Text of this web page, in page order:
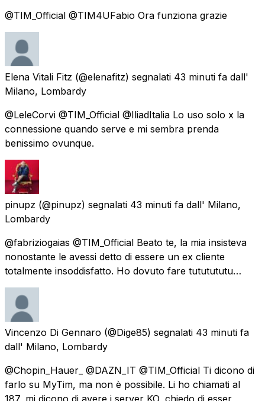
@TIM_Official @TIM4UFabio Ora funziona grazie
Elena Vitali Fitz (@elenafitz) segnalati 43 minuti fa dall'
Milano, Lombardy
@LeleCorvi @TIM_Official @IliadItalia Lo uso solo x la
connessione quando serve e mi sembra prenda
benissimo ovunque.
pinupz (@pinupz) segnalati 43 minuti fa dall' Milano,
Lombardy
@fabriziogaias @TIM_Official Beato te, la mia insisteva
nonostante le avessi detto di essere un ex cliente
totalmente insoddisfatto. Ho dovuto fare tututututu…
Vincenzo Di Gennaro (@Dige85) segnalati 43 minuti fa
dall' Milano, Lombardy
@Chopin_Hauer_ @DAZN_IT @TIM_Official Ti dicono di
farlo su MyTim, ma non è possibile. Li ho chiamati al
187, mi dicono di avere i server KO, chiedo di esser